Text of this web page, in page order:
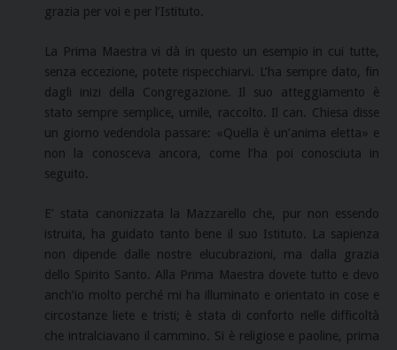
grazia per voi e per l’Istituto.
La Prima Maestra vi dà in questo un esempio in cui tutte,
senza eccezione, potete rispecchiarvi. L’ha sempre dato, fin
dagli inizi della Congregazione. Il suo atteggiamento è
stato sempre semplice, umile, raccolto. Il can. Chiesa disse
un giorno vedendola passare: «Quella è un’anima eletta» e
non la conosceva ancora, come l’ha poi conosciuta in
seguito.
E’ stata canonizzata la Mazzarello che, pur non essendo
istruita, ha guidato tanto bene il suo Istituto. La sapienza
non dipende dalle nostre elucubrazioni, ma dalla grazia
dello Spirito Santo. Alla Prima Maestra dovete tutto e devo
anch’io molto perché mi ha illuminato e orientato in cose e
circostanze liete e tristi; è stata di conforto nelle difficoltà
che intralciavano il cammino. Si è religiose e paoline, prima